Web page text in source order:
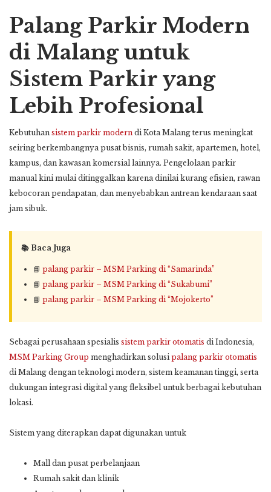
Palang Parkir Modern
di Malang untuk
Sistem Parkir yang
Lebih Profesional
Kebutuhan sistem parkir modern di Kota Malang terus meningkat
seiring berkembangnya pusat bisnis, rumah sakit, apartemen, hotel,
kampus, dan kawasan komersial lainnya. Pengelolaan parkir
manual kini mulai ditinggalkan karena dinilai kurang efisien, rawan
kebocoran pendapatan, dan menyebabkan antrean kendaraan saat
jam sibuk.
📚 Baca Juga
📘 palang parkir – MSM Parking di “Samarinda”
📘 palang parkir – MSM Parking di “Sukabumi”
📘 palang parkir – MSM Parking di “Mojokerto”
Sebagai perusahaan spesialis sistem parkir otomatis di Indonesia,
MSM Parking Group menghadirkan solusipalang parkir otomatis
di Malang dengan teknologi modern, sistem keamanan tinggi, serta
dukungan integrasi digital yang fleksibel untuk berbagai kebutuhan
lokasi.
Sistem yang diterapkan dapat digunakan untuk
Mall dan pusat perbelanjaan
Rumah sakit dan klinik